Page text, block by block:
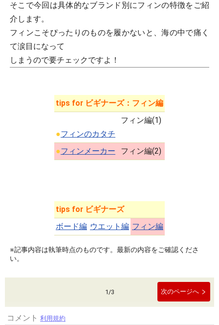
そこで今回は具体的なブランド別にフィンの特徴をご紹
介します。
フィンこそぴったりのものを履かないと、海の中で痛く
て涙目になって
しまうので要チェックですよ！
tips for ビギナーズ：フィン編
●フィンのカタチ
フィン編(1)
●フィンメーカー フィン編(2)
tips for ビギナーズ
ボード編 ウエット編 フィン編
※記事内容は執筆時点のものです。最新の内容をご確認くださ
い。
1/3 次のページへ